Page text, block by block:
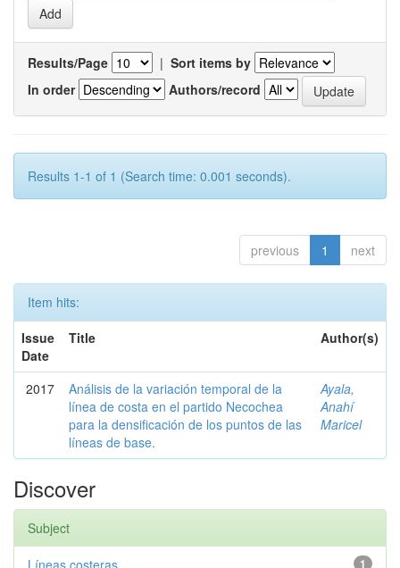
Results/Page | Sort items by
In order
Authors/record
Results 1-1 of 1 (Search time: 0.001 seconds).
previous 1 next
Item hits:
Issue
Date
Title Author(s)
2017
Análisis de la variación temporal de la
línea de costa en el partido Necochea
para la densificación de los puntos de las
líneas de base.
Ayala,
Anahí
Maricel
Discover
Subject
1
Líneas costeras